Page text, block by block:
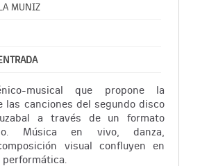
MUNIZ
musical que propone la
las canciones del segundo disco
a través de un formato
Música en vivo, danza,
visual confluyen en